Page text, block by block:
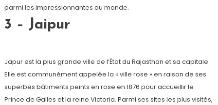
parmi les impressionnantes au monde.
3 – Jaipur
Japur est la plus grande ville de l’État du Rajasthan et sa capitale.
Elle est communément appelée la « ville rose » en raison de ses
superbes bâtiments peints en rose en 1876 pour accueillir le
Prince de Galles et la reine Victoria. Parmi ses sites les plus visités,